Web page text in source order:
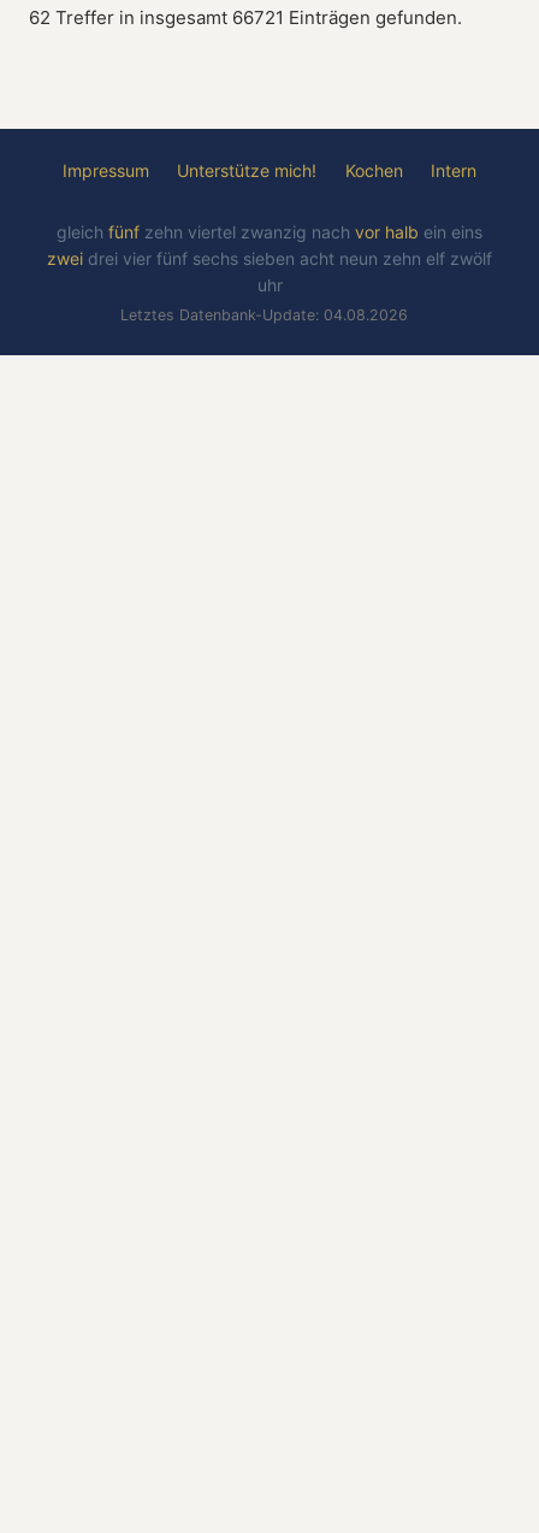
62 Treffer in insgesamt 66721 Einträgen gefunden.
Impressum Unterstütze mich! Kochen Intern
gleich fünf zehn viertel zwanzig nach vor halb ein eins
zwei drei vier fünf sechs sieben acht neun zehn elf zwölf
uhr
Letztes Datenbank-Update: 04.08.2026